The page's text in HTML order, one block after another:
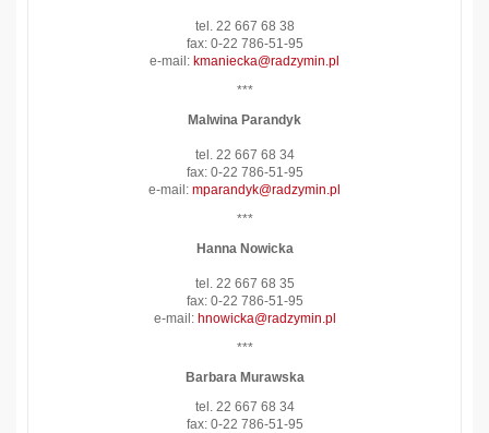
tel. 22 667 68 38
fax: 0-22 786-51-95
e-mail: kmaniecka@radzymin.pl
***
Malwina Parandyk
tel. 22 667 68 34
fax: 0-22 786-51-95
e-mail: mparandyk@radzymin.pl
***
Hanna Nowicka
tel. 22 667 68 35
fax: 0-22 786-51-95
e-mail: hnowicka@radzymin.pl
***
Barbara Murawska
tel. 22 667 68 34
fax: 0-22 786-51-95